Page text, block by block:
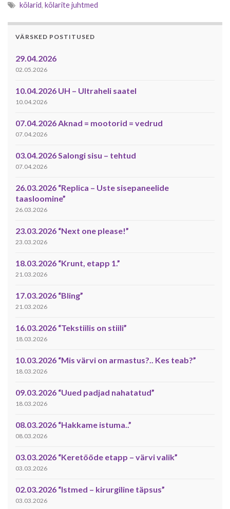
kõlarid, kõlarite juhtmed
VÄRSKED POSTITUSED
29.04.2026
02.05.2026
10.04.2026 UH – Ultraheli saatel
10.04.2026
07.04.2026 Aknad = mootorid = vedrud
07.04.2026
03.04.2026 Salongi sisu – tehtud
07.04.2026
26.03.2026 “Replica – Uste sisepaneelide
taasloomine”
26.03.2026
23.03.2026 “Next one please!”
23.03.2026
18.03.2026 “Krunt, etapp 1.”
21.03.2026
17.03.2026 “Bling”
21.03.2026
16.03.2026 “Tekstiilis on stiili”
18.03.2026
10.03.2026 “Mis värvi on armastus?.. Kes teab?”
18.03.2026
09.03.2026 “Uued padjad nahatatud”
18.03.2026
08.03.2026 “Hakkame istuma..”
08.03.2026
03.03.2026 “Keretööde etapp – värvi valik”
03.03.2026
02.03.2026 “Istmed – kirurgiline täpsus”
03.03.2026